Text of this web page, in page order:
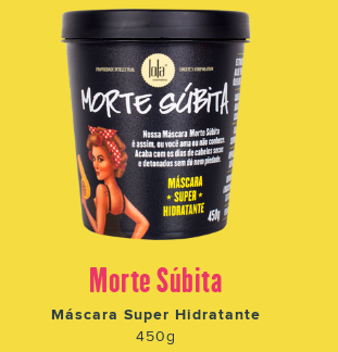
Morte Súbita
Máscara Super Hidratante
450g